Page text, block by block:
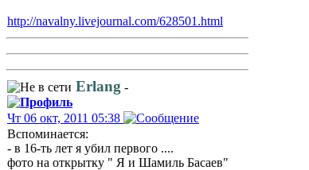
http://navalny.livejournal.com/628501.html
Erlang -
Чт 06 окт, 2011 05:38
Вспоминается:
- в 16-ть лет я убил первого ....
фото на открытку " Я и Шамиль Басаев"